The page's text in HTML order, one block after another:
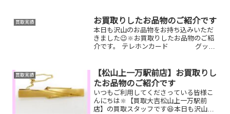
ひ、お査定させてく...
買取実績 お買取りしたお品物のご紹介です
本日も沢山のお品物をお持ち込みいただ
きました😉🔆お買取りしたお品物のご紹
介です。 テレホンカード グッ
🤗そのお品物ぜひ！！買取大吉松山古川
椿店にお査定させてくださ...
買取実績
【松山上一万駅前店】お買取りし
たお品物のご紹介です
いつもご利用してくださっている皆様こ
んにちは🔆【買取大吉松山上一万駅前
店】の買取スタッフです😆本日も沢山の